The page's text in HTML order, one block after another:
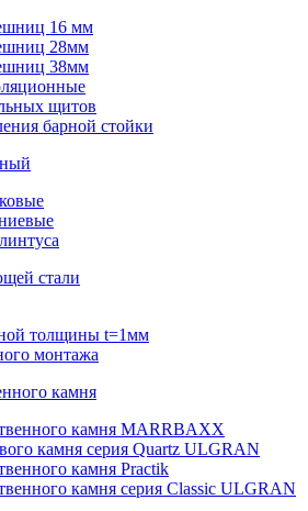
16 мм
28мм
38мм
щитов
барной стойки
стали
толщины t=1мм
монтажа
камня
камня MARRBAXX
камня серия Quartz ULGRAN
камня Practik
камня серия Classic ULGRAN